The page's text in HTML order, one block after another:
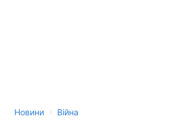
Новини › Війна